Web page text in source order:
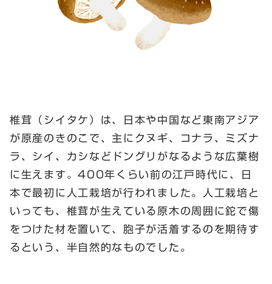
椎茸（シイタケ）は、日本や中国など東南アジア
が原産のきのこで、主にクヌギ、コナラ、ミズナ
ラ、シイ、カシなどドングリがなるような広葉樹
に生えます。400年くらい前の江戸時代に、日
本で最初に人工栽培が行われました。人工栽培と
いっても、椎茸が生えている原木の周囲に鉈で傷
をつけた材を置いて、胞子が活着するのを期待す
るという、半自然的なものでした。